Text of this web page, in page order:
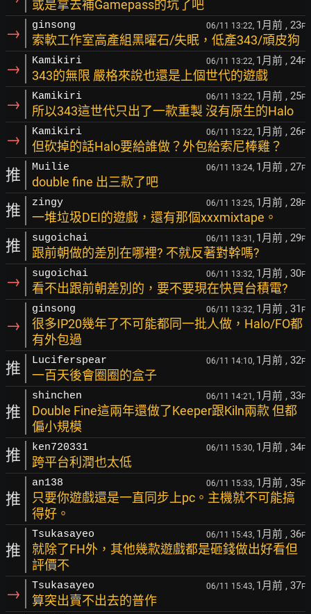
或是拿去補Gamepass的坑了吧
→ ginsong 06/11 13:22, 1月前 , 23F
索軟工作室高產組黑曜石/失眠，低產343/頑皮狗
→ Kamikiri 06/11 13:22, 1月前 , 24F
343的無限 嚴格來說也還是上個世代的遊戲
→ Kamikiri 06/11 13:22, 1月前 , 25F
所以343這世代只出了一款重製 沒有原生的Halo
→ Kamikiri 06/11 13:22, 1月前 , 26F
但砍掉的話Halo要給誰做？外包給索尼棒雞？
推 Muilie 06/11 13:24, 1月前 , 27F
double fine 出三款了吧
推 zingy 06/11 13:25, 1月前 , 28F
一堆垃圾DEI的遊戲，還有那個xxxmixtape。
推 sugoichai 06/11 13:31, 1月前 , 29F
跟前朝做的差別在哪裡? 不就反著對幹嗎?
→ sugoichai 06/11 13:32, 1月前 , 30F
看不出跟前朝差別的，要不要現在快買台積電?
→
ginsong 06/11 13:32, 1月前 , 31 F
很多IP20幾年了不可能都同一批人做，Halo/FO都
有外包過
推 Luciferspear 06/11 14:10, 1月前 , 32F
一百天後會圈圈的盒子
推
shinchen 06/11 14:21, 1月前 , 33F
Double Fine這兩年還做了Keeper跟Kiln兩款 但都
偏小規模
推 ken720331 06/11 15:30, 1月前 , 34F
跨平台利潤也太低
推
an138 06/11 15:33, 1月前 , 35F
只要你遊戲還是一直同步上pc。主機就不可能搞
得好。
推
Tsukasayeo 06/11 15:43, 1月前 , 36F
就除了FH外，其他幾款遊戲都是砸錢做出好看但
評價不
→ Tsukasayeo 06/11 15:43, 1月前 , 37F
算突出賣不出去的普作